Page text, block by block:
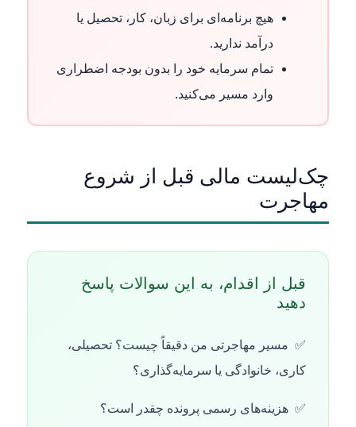
هیچ برنامه‌ای برای زبان، کار، تحصیل یا
درآمد ندارید.
تمام سرمایه خود را بدون بودجه اضطراری
وارد مسیر می‌کنید.
چک‌لیست مالی قبل از شروع
مهاجرت
قبل از اقدام، به این سوالات پاسخ
دهید
مسیر مهاجرتی من دقیقاً چیست؟ تحصیلی،
کاری، خانوادگی یا سرمایه‌گذاری؟
هزینه‌های رسمی پرونده چقدر است؟